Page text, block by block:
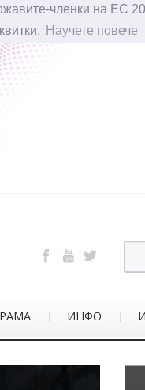
членки на ЕС
Научете повече
ИНФО